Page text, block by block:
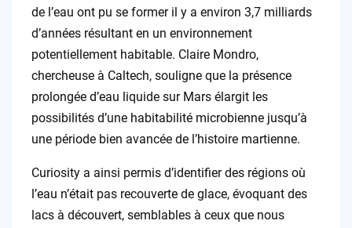
de l’eau ont pu se former il y a environ 3,7 milliards
d’années résultant en un environnement
potentiellement habitable. Claire Mondro,
chercheuse à Caltech, souligne que la présence
prolongée d’eau liquide sur Mars élargit les
possibilités d’une habitabilité microbienne jusqu’à
une période bien avancée de l’histoire martienne.
Curiosity a ainsi permis d’identifier des régions où
l’eau n’était pas recouverte de glace, évoquant des
lacs à découvert, semblables à ceux que nous